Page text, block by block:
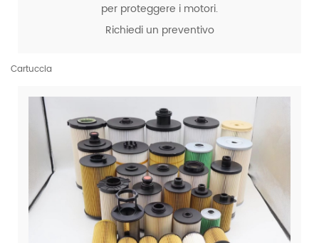
per proteggere i motori.
Richiedi un preventivo
Cartuccia